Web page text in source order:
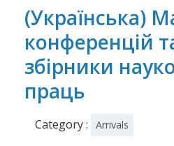
(Українська)
конференцій
збірники
праць
Category : Arrivals